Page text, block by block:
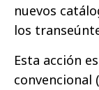
nuevos
los
Esta acción
convencional